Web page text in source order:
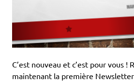
C’est nouveau et c’est pour vous !
maintenant la première